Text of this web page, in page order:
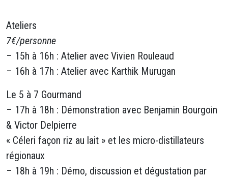
Ateliers
7€/personne
– 15h à 16h : Atelier avec Vivien Rouleaud
– 16h à 17h : Atelier avec Karthik Murugan
Le 5 à 7 Gourmand
– 17h à 18h : Démonstration avec Benjamin Bourgoin
& Victor Delpierre
« Céleri façon riz au lait » et les micro-distillateurs
régionaux
– 18h à 19h : Démo, discussion et dégustation par